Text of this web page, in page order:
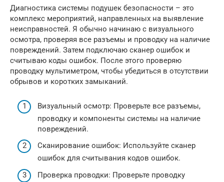
Диагностика системы подушек безопасности – это
комплекс мероприятий, направленных на выявление
неисправностей. Я обычно начинаю с визуального
осмотра, проверяя все разъемы и проводку на наличие
повреждений. Затем подключаю сканер ошибок и
считываю коды ошибок. После этого проверяю
проводку мультиметром, чтобы убедиться в отсутствии
обрывов и коротких замыканий.
Визуальный осмотр: Проверьте все разъемы,
проводку и компоненты системы на наличие
повреждений.
Сканирование ошибок: Используйте сканер
ошибок для считывания кодов ошибок.
Проверка проводки: Проверьте проводку